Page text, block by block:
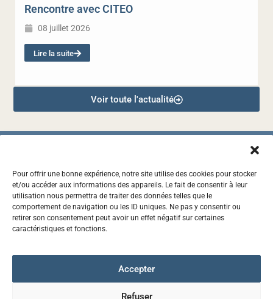
Pour offrir une bonne expérience, notre site utilise des cookies pour stocker
et/ou accéder aux informations des appareils. Le fait de consentir à leur
utilisation nous permettra de traiter des données telles que le
comportement de navigation ou les ID uniques. Ne pas y consentir ou
retirer son consentement peut avoir un effet négatif sur certaines
caractéristiques et fonctions.
Accepter
Refuser
Rencontre avec CITEO
08 juillet 2026
Lire la suite
Voir toute l'actualité
2, RUE DES CASCAVELS, 97441 SAINTE-SUZANNE
0262 72 34 09
Accessibilité : non conforme
Mentions légales